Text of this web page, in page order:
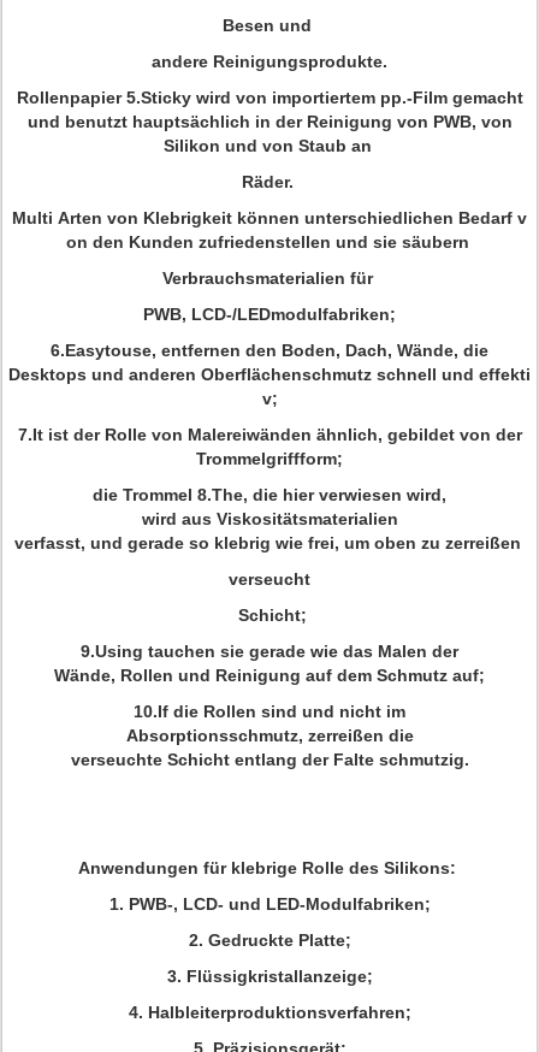
Besen und
andere Reinigungsprodukte.
Rollenpapier 5.Sticky wird von importiertem pp.-Film gemacht
und benutzt hauptsächlich in der Reinigung von PWB, von
Silikon und von Staub an
Räder.
Multi Arten von Klebrigkeit können unterschiedlichen Bedarf v
on den Kunden zufriedenstellen und sie säubern
Verbrauchsmaterialien für
PWB, LCD-/LEDmodulfabriken;
6.Easytouse, entfernen den Boden, Dach, Wände, die
Desktops und anderen Oberflächenschmutz schnell und effekti
v;
7.It ist der Rolle von Malereiwänden ähnlich, gebildet von der
Trommelgriffform;
die Trommel 8.The, die hier verwiesen wird,
wird aus Viskositätsmaterialien
verfasst, und gerade so klebrig wie frei, um oben zu zerreißen
verseucht
Schicht;
9.Using tauchen sie gerade wie das Malen der
Wände, Rollen und Reinigung auf dem Schmutz auf;
10.If die Rollen sind und nicht im
Absorptionsschmutz, zerreißen die
verseuchte Schicht entlang der Falte schmutzig.
Anwendungen für klebrige Rolle des Silikons:
1. PWB-, LCD- und LED-Modulfabriken;
2. Gedruckte Platte;
3. Flüssigkristallanzeige;
4. Halbleiterproduktionsverfahren;